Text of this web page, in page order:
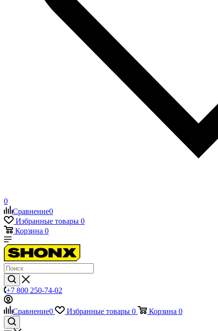
0
Сравнение0
Избранные товары 0
Корзина 0
+7 800 250-74-02
Сравнение0 Избранные товары 0 Корзина 0